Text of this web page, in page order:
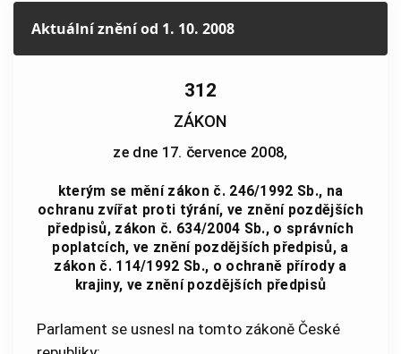
Aktuální zněníod 1. 10. 2008
312
ZÁKON
ze dne 17. července 2008,
kterým se mění zákon č. 246/1992 Sb., na
ochranu zvířat proti týrání, ve znění pozdějších
předpisů, zákon č. 634/2004 Sb., o správních
poplatcích, ve znění pozdějších předpisů, a
zákon č. 114/1992 Sb., o ochraně přírody a
krajiny, ve znění pozdějších předpisů
Parlament se usnesl na tomto zákoně České